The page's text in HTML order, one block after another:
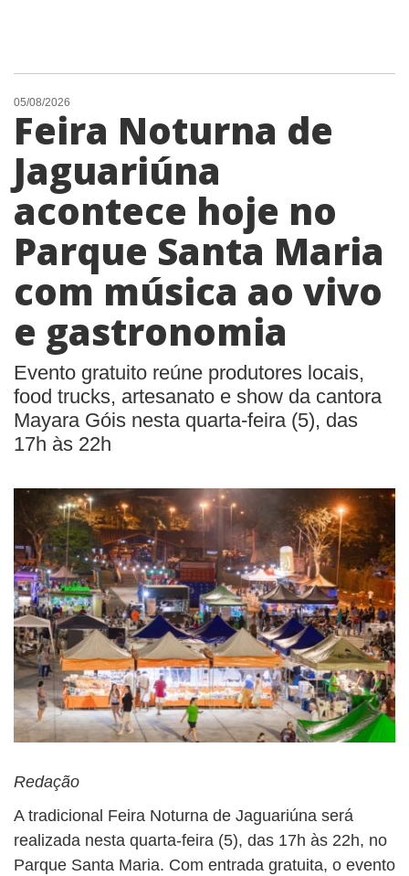
05/08/2026
Feira Noturna de
Jaguariúna
acontece hoje no
Parque Santa Maria
com música ao vivo
e gastronomia
Evento gratuito reúne produtores locais,
food trucks, artesanato e show da cantora
Mayara Góis nesta quarta-feira (5), das
17h às 22h
Redação
A tradicional Feira Noturna de Jaguariúna será
realizada nesta quarta-feira (5), das 17h às 22h, no
Parque Santa Maria. Com entrada gratuita, o evento